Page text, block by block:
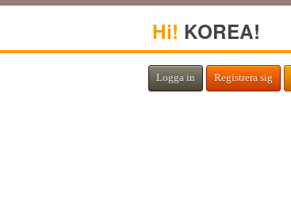
Hi! KOREA!
Logga in Registrera sig